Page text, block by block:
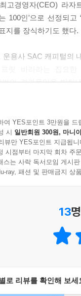
의를 심판한다. 이는
취소(공소기각), 혐
망가서 재판 자체를
. 관계자 중에 때로
계에서 홀대받고 이
고 중대한 질문은
시 말해 처벌이 재활
별적 정의를 실현하
인 색채를 짙게 띨
라는 형벌법이다. 일
의 공정성은 일반인
고경영자(CEO) 라
100인’으로 선정되
지를 장식하기도 했다.
운용사 SAC 캐피털의
법의 결과물임을 밝
미국에서 큰 인기를
룹(Citigroup)을 포
명 정치인을 기소하
시 매우 높았다. 그러
시절부터 지검장으
기 위해 대통령과의
것이 무엇인가를 생
여 YES포인트 3만원을 드
시 일반회원 300원, 마니
뷰만 YES포인트 지급됩니
시점부터 마지막 회차 주
스는 사락 독서모임 게시
ray, 패션 및 판매금지 상
13
로 리뷰를 확인해 보세